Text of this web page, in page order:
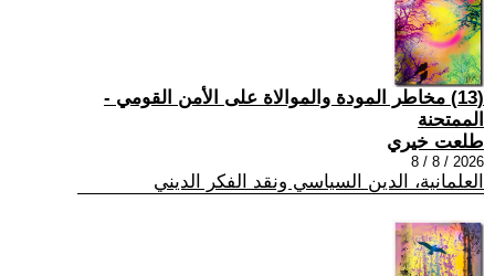
(13) مخاطر المودة والموالاة على الأمن القومي -
الممتحنة
طلعت خيري
2026 / 8 / 8
العلمانية، الدين السياسي ونقد الفكر الديني